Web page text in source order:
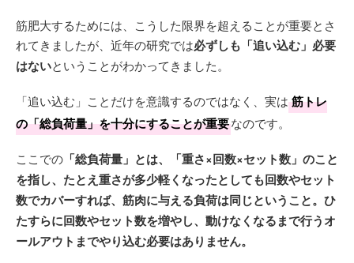
筋肥大するためには、こうした限界を超えることが重要とさ
れてきましたが、近年の研究では必ずしも「追い込む」必要
はないということがわかってきました。
「追い込む」ことだけを意識するのではなく、実は 筋トレ
の「総負荷量」を十分にすることが重要なのです。
ここでの 「総負荷量」とは、「重さ×回数×セット数」のこと
を指し、たとえ重さが多少軽くなったとしても回数やセット
数でカバーすれば、筋肉に与える負荷は同じということ。ひ
たすらに回数やセット数を増やし、動けなくなるまで行うオ
ールアウトまでやり込む必要はありません。